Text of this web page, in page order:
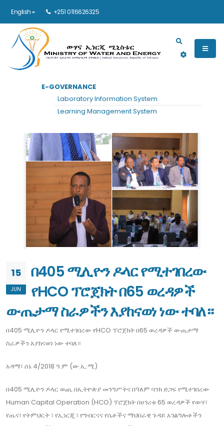
English +251 0116626325
Main navigation
E-GOVERNANCE
Laboratory Information System
Learning Management System
15
JUN
በ405 ሚሊዮን ዶላር የሚተገበረው
የHCO ፕሮጀክት በ65 ወረዳዎች
ውጤታማ ስራዎችን እያከናወነ ነው ተባለ።
በ405 ሚሊዮን ዶላር የሚተገበረው የHCO ፕሮጀክት በ65 ወረዳዎች ውጤታማ
ስራዎችን እያከናወነ ነው ተባለ።
አዳማ፣ ሰኔ 4/2018 ዓ.ም (ው.ኢ.ሚ)
በ405 ሚሊዮን ዶላር ወጪ በኢትዮጵያ መንግሥትና በዓለም ባንክ ድጋፍ የሚተገበረው
Human Capital Operation (HCO) ፕሮጀክት በሀገሪቱ 65 ወረዳዎች የውሃ፣
የጤና፣ የትምህርት ፣ የኢነርጂ ፣ የግብርናና የሴቶችና ማህበራዊ ጉዳይ አገልግሎቶችን